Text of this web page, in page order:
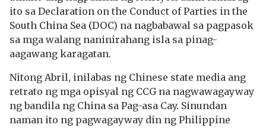
ito sa Declaration on the Conduct of Parties in the
South China Sea (DOC) na nagbabawal sa pagpasok
sa mga walang naninirahang isla sa pinag-
aagawang karagatan.
Nitong Abril, inilabas ng Chinese state media ang
retrato ng mga opisyal ng CCG na nagwawagayway
ng bandila ng China sa Pag-asa Cay. Sinundan
naman ito ng pagwagayway din ng Philippine